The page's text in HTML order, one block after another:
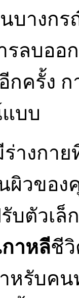
างกร
ลบออ
กครั้ง
บบ
างกา
ผิวขอ
บตัวเ
าหลีชี
รับคน